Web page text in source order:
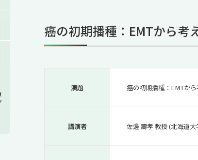
NAIST Edge BIO
UCDオンラインゼミナール
保護者の方へ
癌の初期播種：EMTから考
演題 癌の初期播種：EMTから
講演者 佐邊 壽孝 教授 (北海道